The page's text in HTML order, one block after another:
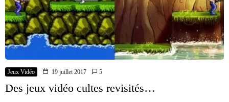
Jeux Vidéo 19 juillet 2017 5
Des jeux vidéo cultes revisités…